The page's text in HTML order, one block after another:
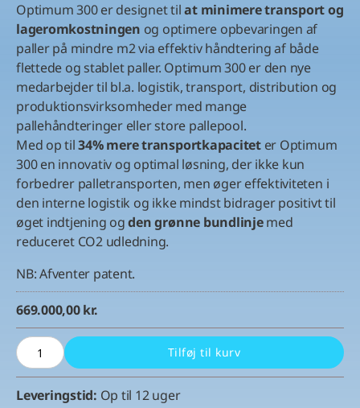
Optimum 300 er designet tilat minimere transport og
lageromkostningen og optimere opbevaringen af
paller på mindre m2 via effektiv håndtering af både
flettede og stablet paller. Optimum 300 er den nye
medarbejder til bl.a. logistik, transport, distribution og
produktionsvirksomheder med mange
pallehåndteringer eller store pallepool.
Med op til34% mere transportkapaciteter Optimum
300 en innovativ og optimal løsning, der ikke kun
forbedrer palletransporten, men øger effektiviteten i
den interne logistik og ikke mindst bidrager positivt til
øget indtjening ogden grønne bundlinjemed
reduceret CO2 udledning.
NB: Afventer patent.
669.000,00kr.
OPTIMUM 300
–
Fuldt
automatisk
Tilføj til kurv
Leveringstid: Op til 12 uger